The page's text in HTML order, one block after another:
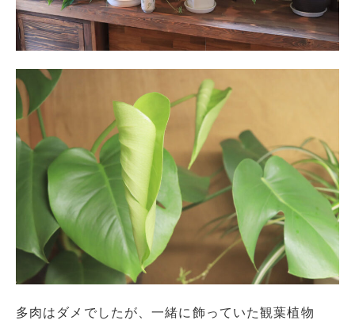
多肉はダメでしたが、一緒に飾っていた観葉植物